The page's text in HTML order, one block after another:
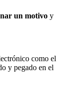
un motivo y
como el
y pegado en el